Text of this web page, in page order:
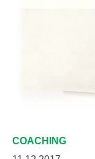
COACHING